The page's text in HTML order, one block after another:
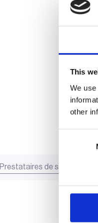
This
We
other
Prestataires de services et